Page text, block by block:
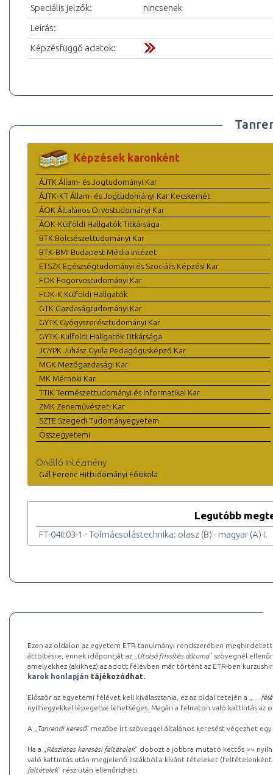
Speciális jelzők:
nincsenek
Leírás:
Képzésfüggő adatok:
Képzések karonként
ÁJTK Állam- és Jogtudományi Kar
ÁJTK-KT Állam- és Jogtudományi Kar Kecskemét
ÁOK Általános Orvostudományi Kar
ÁOK-Külföldi Hallgatók Titkársága
BTK Bölcsészettudományi Kar
BTK-BMI Budapest Média Intézet
ETSZK Egészségtudományi és Szociális Képzési Kar
FOK Fogorvostudományi Kar
FOK-K Külföldi Hallgatók
GTK Gazdaságtudományi Kar
GYTK Gyógyszerésztudományi Kar
GYTK-Külföldi Hallgatók Titkársága
JGYPK Juhász Gyula Pedagógusképző Kar
MGK Mezőgazdasági Kar
MK Mérnöki Kar
TTIK Természettudományi és Informatikai Kar
ZMK Zeneművészeti Kar
SZTE Szegedi Tudományegyetem
Összegyetemi
Önálló intézmény
Gál Ferenc Hittudományi Főiskola
Legutóbb
FT-04It03-1 - Tolmácsolástechnika: olasz (B) - magyar (A) I.
Ezen az oldalon az egyetem ETR tanulmányi rendszerében
áttöltésre, ennek időpontját az „ Utolsó frissítés dátuma” szövegnél
amelyekhez (akikhez) az adott félévben már történt az ETR-ben
karok honlapján tájékozódhat.
Először az egyetemi félévet kell kiválasztania, ez az oldal tetején a „
…
nyílhegyekkel lépegetve lehetséges. Magán a feliraton való kattintás az
A „ Tanrendi kereső” mezőbe írt szöveggel általános keresést végezhet
Ha a „ Részletes keresési feltételek” dobozt a jobbra mutató kettős >>
való kattintás után megjelenő listákból a kívánt tételeket (feltételenként
feltételek” rész után ellenőrizheti.